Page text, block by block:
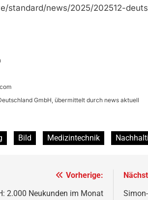
standard/news/2025/202512-
GmbH, übermittelt durch news aktuell
Bild Medizintechnik
Vorherige:
2.000 Neukunden im Monat